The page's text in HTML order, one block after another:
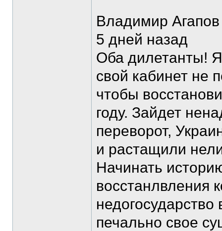
Владимир Агапов
5 дней назад
Оба дилетанты!
свой кабинет не
чтобы
году. Зайдет
переворот,
и растащили
Начинать
восстанлвления
печально свое